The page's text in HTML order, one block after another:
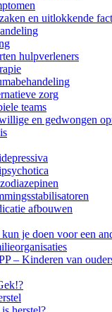
en uitlokkende
hulpverleners
zorg
teams
en gedwongen
afbouwen
je doen voor een
– Kinderen van